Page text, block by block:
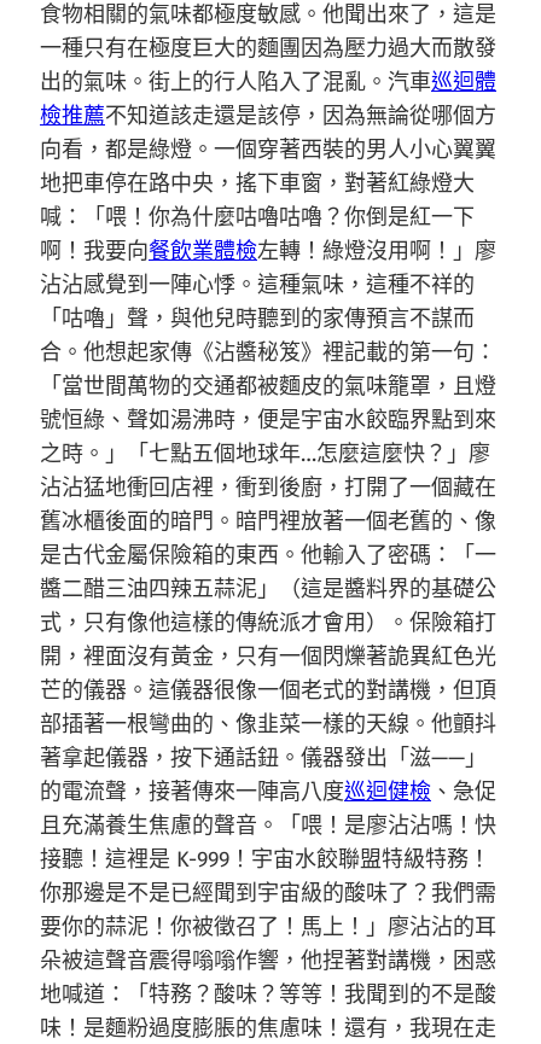
食物相關的氣味都極度敏感。他聞出來了，這是
一種只有在極度巨大的麵團因為壓力過大而散發
出的氣味。街上的行人陷入了混亂。汽車巡迴體
檢推薦不知道該走還是該停，因為無論從哪個方
向看，都是綠燈。一個穿著西裝的男人小心翼翼
地把車停在路中央，搖下車窗，對著紅綠燈大
喊：「喂！你為什麼咕嚕咕嚕？你倒是紅一下
啊！我要向餐飲業體檢左轉！綠燈沒用啊！」廖
沾沾感覺到一陣心悸。這種氣味，這種不祥的
「咕嚕」聲，與他兒時聽到的家傳預言不謀而
合。他想起家傳《沾醬秘笈》裡記載的第一句：
「當世間萬物的交通都被麵皮的氣味籠罩，且燈
號恒綠、聲如湯沸時，便是宇宙水餃臨界點到來
之時。」「七點五個地球年…怎麼這麼快？」廖
沾沾猛地衝回店裡，衝到後廚，打開了一個藏在
舊冰櫃後面的暗門。暗門裡放著一個老舊的、像
是古代金屬保險箱的東西。他輸入了密碼：「一
醬二醋三油四辣五蒜泥」（這是醬料界的基礎公
式，只有像他這樣的傳統派才會用）。保險箱打
開，裡面沒有黃金，只有一個閃爍著詭異紅色光
芒的儀器。這儀器很像一個老式的對講機，但頂
部插著一根彎曲的、像韭菜一樣的天線。他顫抖
著拿起儀器，按下通話鈕。儀器發出「滋——」
的電流聲，接著傳來一陣高八度巡迴健檢 、急促
且充滿養生焦慮的聲音。「喂！是廖沾沾嗎！快
接聽！這裡是 K-999！宇宙水餃聯盟特級特務！
你那邊是不是已經聞到宇宙級的酸味了？我們需
要你的蒜泥！你被徵召了！馬上！」廖沾沾的耳
朵被這聲音震得嗡嗡作響，他捏著對講機，困惑
地喊道：「特務？酸味？等等！我聞到的不是酸
味！是麵粉過度膨脹的焦慮味！還有，我現在走